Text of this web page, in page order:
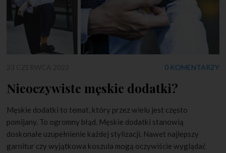
0 KOMENTARZY
Nieoczywiste męskie dodatki?
Męskie dodatki to temat, który przez wielu jest często
pomijany. To ogromny błąd. Męskie dodatki stanowią
doskonałe uzupełnienie każdej stylizacji. Nawet najlepszy
garnitur czy wyjątkowa koszula mogą oczywiście wyglądać